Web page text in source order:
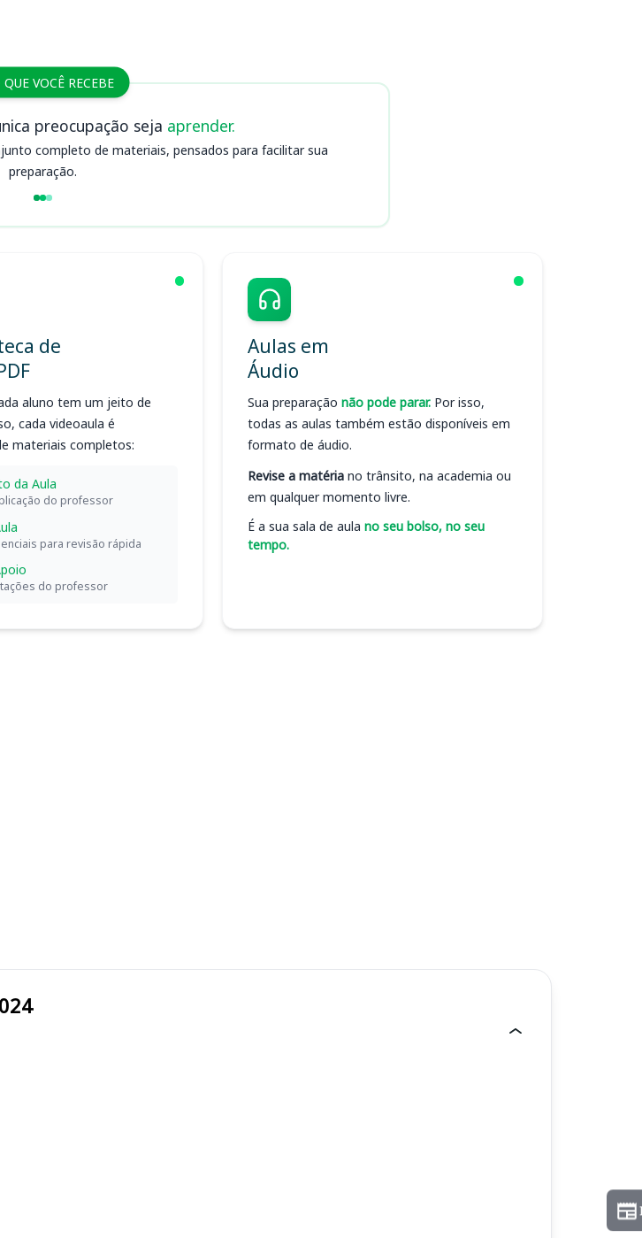
QUE VOCÊ RECEBE
preocupação seja aprender.
completo de materiais, pensados para facilitar sua
preparação.
de
aluno tem um jeito de
cada videoaula é
materiais completos:
da Aula
do professor
para revisão rápida
do professor
Aulas em
Áudio
Sua preparação não pode parar. Por isso,
todas as aulas também estão disponíveis em
formato de áudio.
Revise a matéria no trânsito, na academia ou
em qualquer momento livre.
É a sua sala de aula no seu bolso, no seu
tempo.